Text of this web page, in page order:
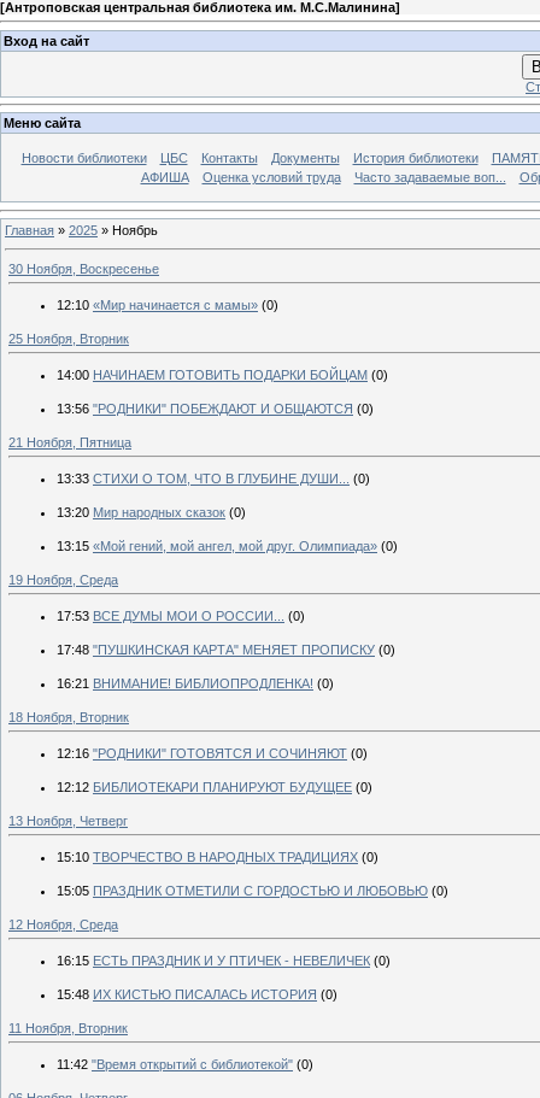
[Антроповская центральная библиотека им. М.С.Малинина]
Вход на сайт
Меню сайта
Новости библиотеки ЦБС Контакты Документы История библиотеки
АФИША
Оценка условий труда Часто задаваемые воп...
Главная » 2025 » Ноябрь
30 Ноября, Воскресенье
12:10 «Мир начинается с мамы» (0)
25 Ноября, Вторник
14:00 НАЧИНАЕМ ГОТОВИТЬ ПОДАРКИ БОЙЦАМ (0)
13:56 "РОДНИКИ" ПОБЕЖДАЮТ И ОБЩАЮТСЯ (0)
21 Ноября, Пятница
13:33 СТИХИ О ТОМ, ЧТО В ГЛУБИНЕ ДУШИ... (0)
13:20 Мир народных сказок (0)
13:15 «Мой гений, мой ангел, мой друг. Олимпиада» (0)
19 Ноября, Среда
17:53 ВСЕ ДУМЫ МОИ О РОССИИ... (0)
17:48 "ПУШКИНСКАЯ КАРТА" МЕНЯЕТ ПРОПИСКУ (0)
16:21 ВНИМАНИЕ! БИБЛИОПРОДЛЕНКА! (0)
18 Ноября, Вторник
12:16 "РОДНИКИ" ГОТОВЯТСЯ И СОЧИНЯЮТ (0)
12:12 БИБЛИОТЕКАРИ ПЛАНИРУЮТ БУДУЩЕЕ (0)
13 Ноября, Четверг
15:10 ТВОРЧЕСТВО В НАРОДНЫХ ТРАДИЦИЯХ (0)
15:05 ПРАЗДНИК ОТМЕТИЛИ С ГОРДОСТЬЮ И ЛЮБОВЬЮ (0)
12 Ноября, Среда
16:15 ЕСТЬ ПРАЗДНИК И У ПТИЧЕК - НЕВЕЛИЧЕК (0)
15:48 ИХ КИСТЬЮ ПИСАЛАСЬ ИСТОРИЯ (0)
11 Ноября, Вторник
11:42 "Время открытий с библиотекой" (0)